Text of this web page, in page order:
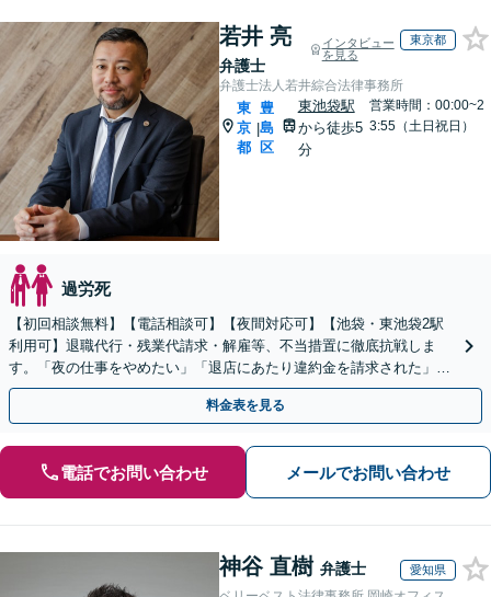
若井 亮
弁護士
インタビュー
を見る
東京都
弁護士法人若井綜合法律事務所
東
京
都
|
豊
島
区
東池袋駅
から徒歩5
分
営業時間：00:00~2
3:55（土日祝日）
過労死
【初回相談無料】【電話相談可】【夜間対応可】【池袋・東池袋2駅
利用可】退職代行・残業代請求・解雇等、不当措置に徹底抗戦しま
す。「夜の仕事をやめたい」「退店にあたり違約金を請求された」等
もご相談ください。相手が誰であっても毅然と対応します。
料金表を見る
電話でお問い合わせ メールでお問い合わせ
神谷 直樹 弁護士 愛知県